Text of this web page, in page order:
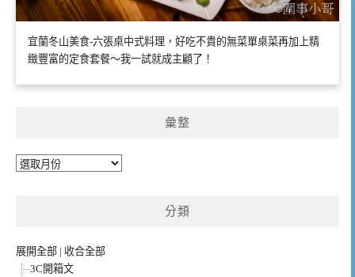
宜蘭冬山美食-六張桌中式料理，好吃不貴的無菜單桌菜再加上精
緻豐富的定食套餐～我一試就成主顧了！
彙整
彙
分類
展開全部 | 收合全部
3C開箱文